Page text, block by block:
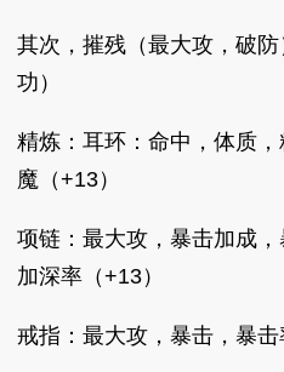
其次，摧残（最大攻，破
功）
精炼：耳环：命中，体质
魔（+13）
项链：最大攻，暴击加成
加深率（+13）
戒指：最大攻，暴击，暴击